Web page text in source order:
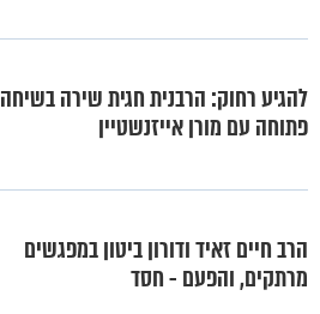
להגיע רחוק: הרבנית חגית שירה בשיחה
פתוחה עם מורן אייזנשטיין
הרב חיים זאיד ודורון ביטון במפגשים
מרתקים, והפעם - חסד